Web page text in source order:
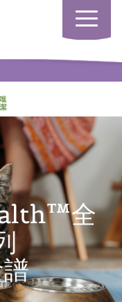
Toggle
全